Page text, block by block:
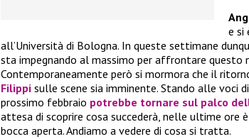
e si
all’Università di Bologna. In queste settimane
sta impegnando al massimo per affrontare questo
Contemporaneamente però si mormora che il
Filippi sulle scene sia imminente. Stando alle voci
prossimo febbraio potrebbe tornare sul palco
attesa di scoprire cosa succederà, nelle ultime
bocca aperta. Andiamo a vedere di cosa si tratta.